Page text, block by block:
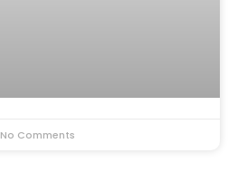
No Comments